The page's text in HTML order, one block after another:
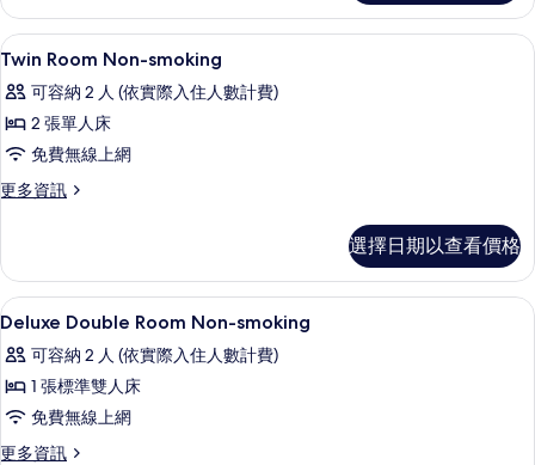
所
有
相
片
Room
Non-
smoking
詳
情
顯
示
Twin
Room
Non-
smoking
有
相
片
1
Twin Room Non-smoking
可容納 2 人 (依實際入住人數計費)
2 張單人床
免費無線上網
更多資訊
更
Non-
smoking
的
情
選擇日期以查看價格
顯
示
Deluxe
Double
Room
Non-
1
Deluxe Double Room Non-smoking
可容納 2 人 (依實際入住人數計費)
1 張標準雙人床
免費無線上網
更多資訊
更